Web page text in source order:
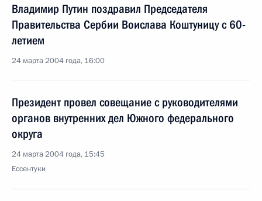
Владимир Путин поздравил Председателя
Правительства Сербии Воислава Коштуницу c 60-
летием
24 марта 2004 года, 16:00
Президент провел совещание с руководителями
органов внутренних дел Южного федерального
округа
24 марта 2004 года, 15:45
Ессентуки